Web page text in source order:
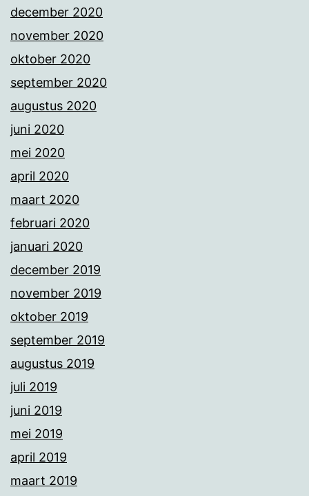
december 2020
november 2020
oktober 2020
september 2020
augustus 2020
juni 2020
mei 2020
april 2020
maart 2020
februari 2020
januari 2020
december 2019
november 2019
oktober 2019
september 2019
augustus 2019
juli 2019
juni 2019
mei 2019
april 2019
maart 2019